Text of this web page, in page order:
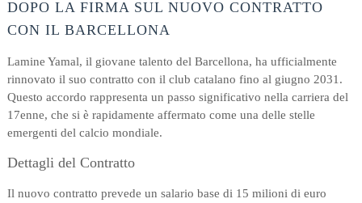
DOPO LA FIRMA SUL NUOVO CONTRATTO
CON IL BARCELLONA
Lamine Yamal, il giovane talento del Barcellona, ha ufficialmente
rinnovato il suo contratto con il club catalano fino al giugno 2031.
Questo accordo rappresenta un passo significativo nella carriera del
17enne, che si è rapidamente affermato come una delle stelle
emergenti del calcio mondiale.
Dettagli del Contratto
Il nuovo contratto prevede un salario base di 15 milioni di euro